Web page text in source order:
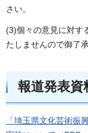
さい。
(3)個々の意見に対す
たしませんので御了
報道発表
「埼玉県文化芸術振